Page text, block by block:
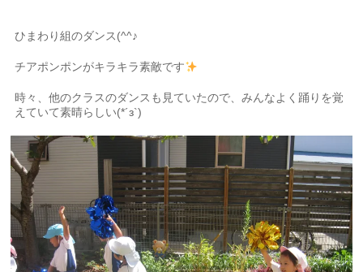
ひまわり組のダンス(^^♪
チアポンポンがキラキラ素敵です
時々、他のクラスのダンスも見ていたので、みんなよく踊りを覚
えていて素晴らしい(*´з`)